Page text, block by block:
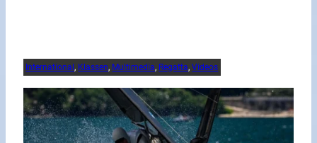
International, Klassen, Multimedia, Regatta, Videos